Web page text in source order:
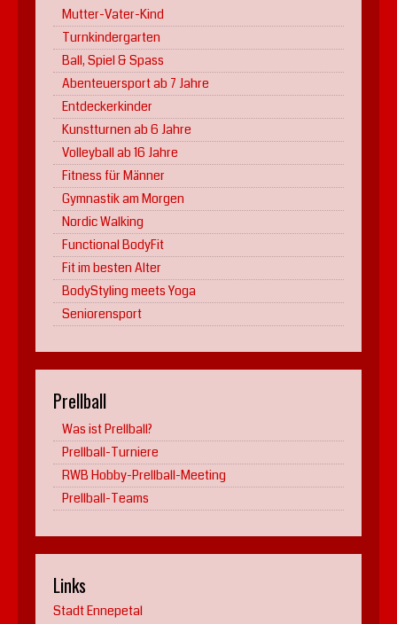
Mutter-Vater-Kind
Turnkindergarten
Ball, Spiel & Spass
Abenteuersport ab 7 Jahre
Entdeckerkinder
Kunstturnen ab 6 Jahre
Volleyball ab 16 Jahre
Fitness für Männer
Gymnastik am Morgen
Nordic Walking
Functional BodyFit
Fit im besten Alter
BodyStyling meets Yoga
Seniorensport
Prellball
Was ist Prellball?
Prellball-Turniere
RWB Hobby-Prellball-Meeting
Prellball-Teams
Links
Stadt Ennepetal